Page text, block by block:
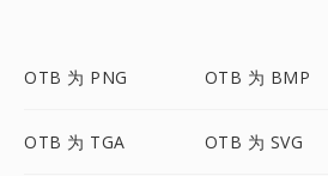
OTB 为 PNG OTB 为 BMP
OTB 为 TGA OTB 为 SVG